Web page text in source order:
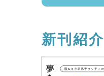
新刊紹介